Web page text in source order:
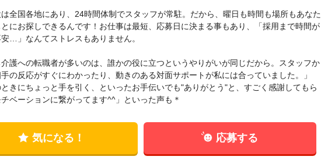
全国各地にあり、24時間体制でスタッフが常駐。だから、曜日も時間も場所もあなた
にお探しできるんです！お仕事は最短、応募日に決まる事もあり、「採用まで時間が
…」なんてストレスもありません。
護への転職者が多いのは、誰かの役に立つというやりがいが同じだから。スタッフか
の反応がすぐにわかったり、動きのある対面サポートが私には合っていました。」
ときにちょっと手を引く、といったお手伝いでも"ありがとう"と、すごく感謝してもら
ベーションに繋がってます^^」といった声も＊
気になる！ 応募する